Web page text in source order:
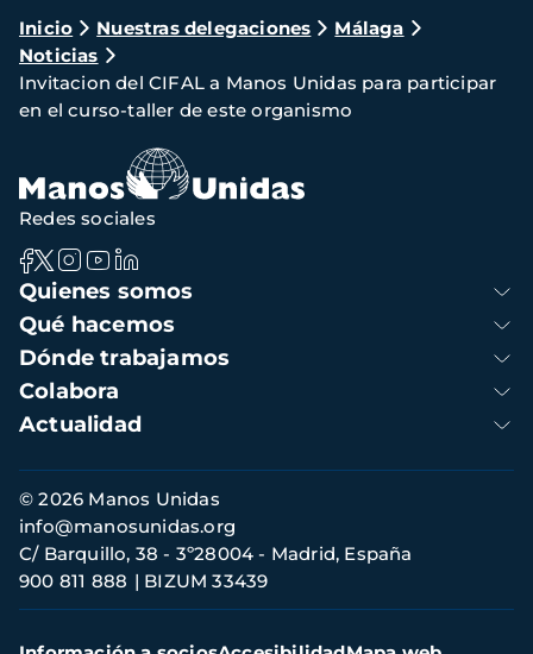
Ruta
de
navegación
Inicio Nuestras delegaciones
Málaga
Noticias
Invitacion del CIFAL a Manos Unidas para participar
en el curso-taller de este organismo
Navegación
principal
Quienes somos
Qué hacemos
Dónde trabajamos
Colabora
Actualidad
Redes sociales
Información
de
contacto
© 2026 Manos Unidas
C/ Barquillo, 38 - 3º28004 - Madrid, España
900 811 888
BIZUM 33439
info@manosunidas.org